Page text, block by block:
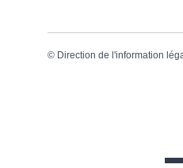
© Direction de l'information